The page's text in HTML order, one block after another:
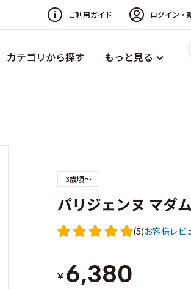
ご利用ガイド ログイン・
カテゴリから探す もっと見る
3歳頃～
パリジェンヌ マダ
(5)お客様レビ
¥ 6,380